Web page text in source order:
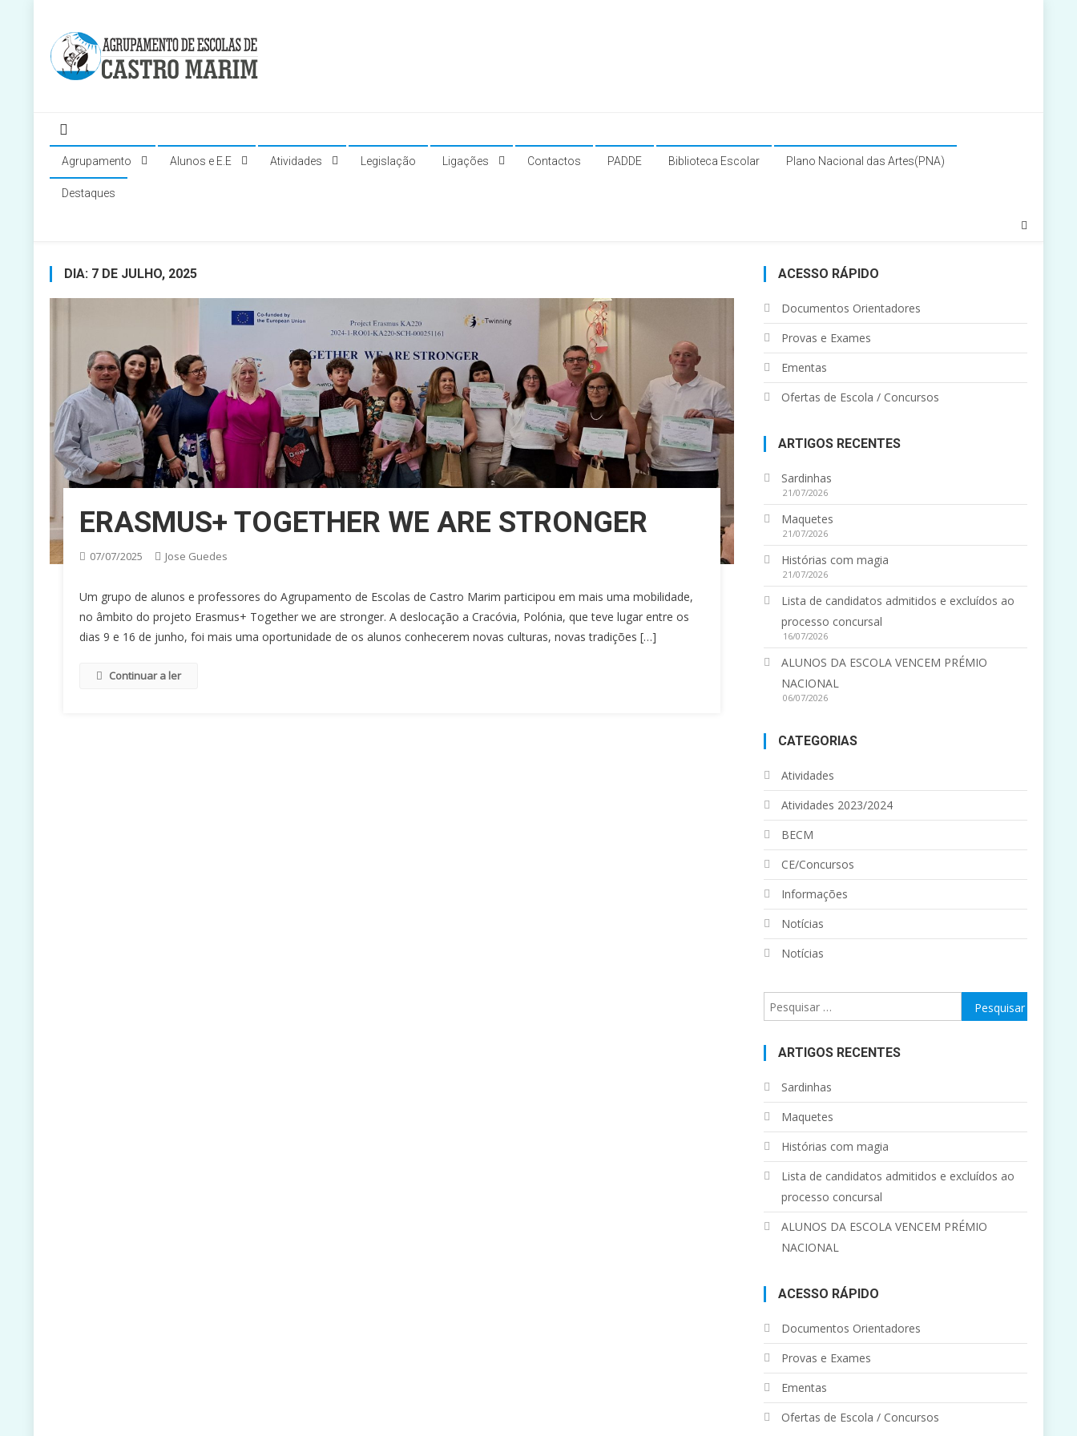
content
Agrupamento Alunos e E.E Atividades Legislação Ligações Contactos PADDE Biblioteca Escolar Plano Nacional das Artes(PNA)
Destaques
DIA: 7 DE JULHO, 2025
ERASMUS+ TOGETHER WE ARE STRONGER
07/07/2025 Jose Guedes
Um grupo de alunos e professores do Agrupamento de Escolas de Castro Marim participou em mais uma mobilidade,
no âmbito do projeto Erasmus+ Together we are stronger. A deslocação a Cracóvia, Polónia, que teve lugar entre os
dias 9 e 16 de junho, foi mais uma oportunidade de os alunos conhecerem novas culturas, novas tradições […]
Continuar a ler
ACESSO RÁPIDO
Documentos Orientadores
Provas e Exames
Ementas
Ofertas de Escola / Concursos
ARTIGOS RECENTES
Sardinhas
21/07/2026
Maquetes
21/07/2026
Histórias com magia
21/07/2026
Lista de candidatos admitidos e excluídos ao
processo concursal
16/07/2026
ALUNOS DA ESCOLA VENCEM PRÉMIO
NACIONAL
06/07/2026
CATEGORIAS
Atividades
Atividades 2023/2024
BECM
CE/Concursos
Informações
Notícias
Notícias
Pesquisar
por:
ARTIGOS RECENTES
Sardinhas
Maquetes
Histórias com magia
Lista de candidatos admitidos e excluídos ao
processo concursal
ALUNOS DA ESCOLA VENCEM PRÉMIO
NACIONAL
ACESSO RÁPIDO
Documentos Orientadores
Provas e Exames
Ementas
Ofertas de Escola / Concursos